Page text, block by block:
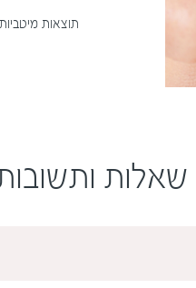
תוצאות מיטביות ייראו לאחר כ-4-6
שאלות